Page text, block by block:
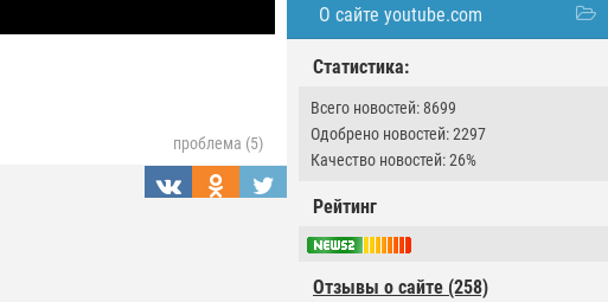
О сайте youtube.com
Статистика:
Всего новостей: 8699
Одобрено новостей: 2297
Качество новостей: 26%
Рейтинг
Отзывы о сайте (258)
проблема (5)